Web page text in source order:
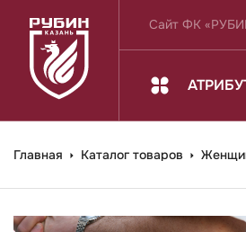
Сайт ФК
Главная Каталог товаров